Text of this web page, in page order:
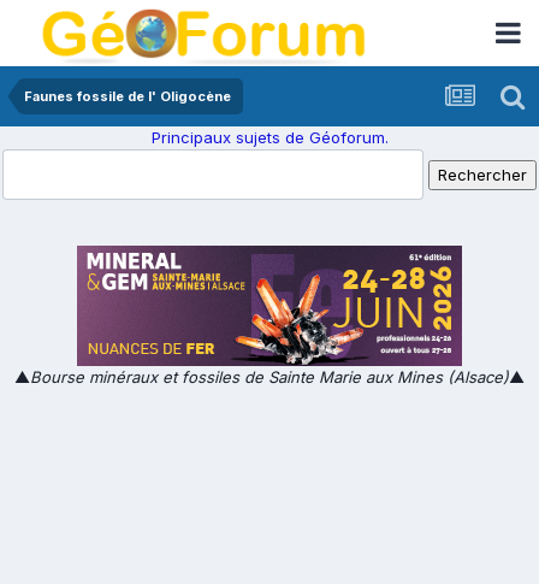
Faunes fossile de l' Oligocène
Principaux sujets de Géoforum.
▲Bourse minéraux et fossiles de Sainte Marie aux Mines (Alsace)▲